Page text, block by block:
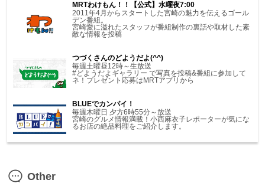
MRTわけもん！！【公式】水曜夜7:00
2011年4月からスタートした宮崎の魅力を伝えるゴール
デン番組。
宮崎愛に溢れたスタッフが番組制作の裏話や取材した素
敵な情報を投稿
つづくさんのどようだよ(^^)
毎週土曜昼12時～生放送
#どようだよギャラリー で写真を投稿&番組に参加して
ネ！プレゼント応募はMRTアプリから
BLUEでカンパイ！
毎週木曜日 夕方6時55分～放送
宮崎のグルメ情報満載！小西麻衣子レポーターが気にな
るお店の絶品料理をご紹介します。
Other